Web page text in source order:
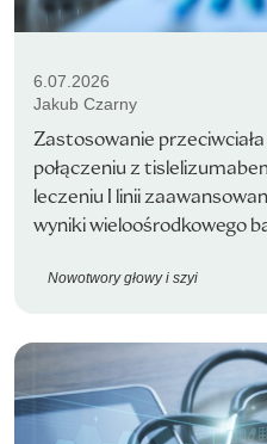
6.07.2026
Jakub Czarny
Zastosowanie
połączeniu z
leczeniu I linii
wyniki wieloośrodkowego
Nowotwory głowy i szyi